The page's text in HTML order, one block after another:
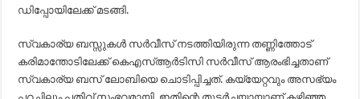
ഡിപ്പോയിലേക്ക് മടങ്ങി.
സ്വകാര്യ ബസ്സുകള്‍ സര്‍വീസ് നടത്തിയിരുന്ന തണ്ണിത്തോട്
കരിമാന്തോടിലേക്ക് കെഎസ്ആര്‍ടിസി സര്‍വീസ് ആരംഭിച്ചതാണ്
സ്വകാര്യ ബസ് ലോബിയെ ചൊടിപ്പിച്ചത്. കയ്യേറ്റവും അസഭ്യം